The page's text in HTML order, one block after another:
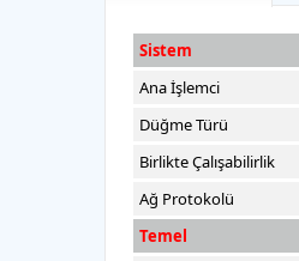
Sistem
Ana İşlemci
Düğme Türü
Birlikte Çalışabilirlik
Ağ Protokolü
Temel